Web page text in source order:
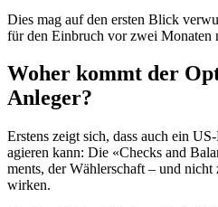
Dies mag auf den ersten Blick
für den Einbruch vor zwei Monaten
Woher kommt der
Anleger?
Erstens zeigt sich, dass auch ein
agieren kann: Die «Checks and
ments, der Wähler­schaft – und
wirken.